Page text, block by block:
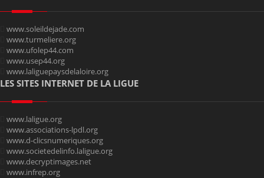
www.soleildejade.com
www.turmeliere.org
www.ufolep44.com
www.usep44.org
www.laliguepaysdelaloire.org
LES SITES INTERNET DE LA LIGUE
www.laligue.org
www.associations-lpdl.org
www.d-clicsnumeriques.org
www.societedelinfo.laligue.org
www.decryptimages.net
www.infrep.org